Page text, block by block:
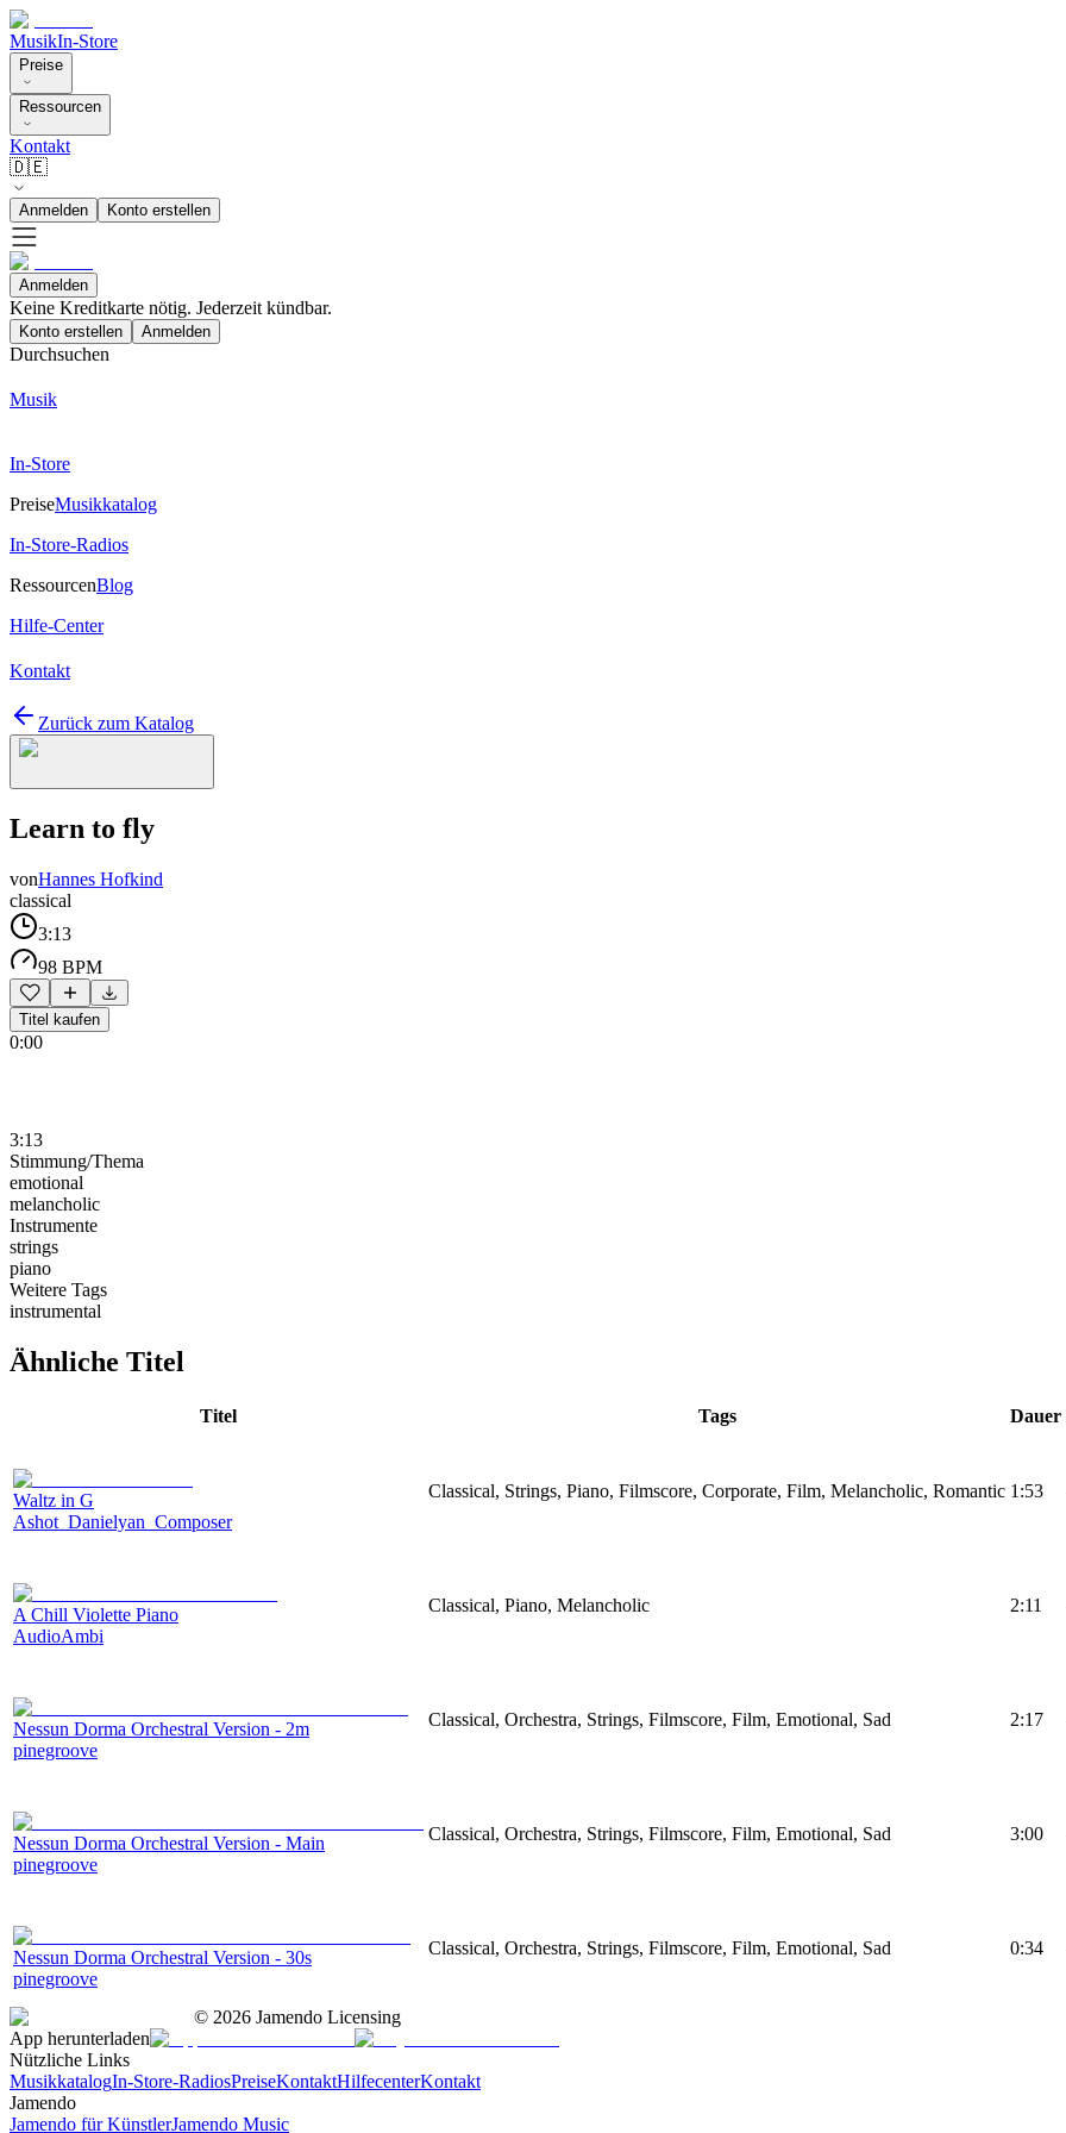
MusikIn-Store
Preise
Ressourcen
Kontakt
🇩🇪
Anmelden Konto erstellen
Anmelden
Keine Kreditkarte nötig. Jederzeit kündbar.
Konto erstellen Anmelden
Durchsuchen
Musik
In-Store
PreiseMusikkatalog
In-Store-Radios
RessourcenBlog
Hilfe-Center
Kontakt
Zurück zum Katalog
Learn to fly
vonHannes Hofkind
classical
3:13
98 BPM
Titel kaufen
0:00
3:13
Stimmung/Thema
emotional
melancholic
Instrumente
strings
piano
Weitere Tags
instrumental
Ähnliche Titel
Titel Tags Dauer
Waltz in G
Ashot_Danielyan_Composer
Classical, Strings, Piano, Filmscore, Corporate, Film, Melancholic, Romantic 1:53
A Chill Violette Piano
AudioAmbi
Classical, Piano, Melancholic 2:11
Nessun Dorma Orchestral Version - 2m
pinegroove
Classical, Orchestra, Strings, Filmscore, Film, Emotional, Sad 2:17
Nessun Dorma Orchestral Version - Main
pinegroove
Classical, Orchestra, Strings, Filmscore, Film, Emotional, Sad 3:00
Nessun Dorma Orchestral Version - 30s
pinegroove
Classical, Orchestra, Strings, Filmscore, Film, Emotional, Sad 0:34
© 2026 Jamendo Licensing
App herunterladen
Nützliche Links
MusikkatalogIn-Store-RadiosPreiseKontaktHilfecenterKontakt
Jamendo
Jamendo für KünstlerJamendo Music